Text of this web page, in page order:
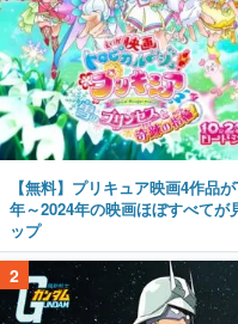
【無料】プリキュア映画4作品
年～2024年の映画ほぼすべて
ップ
2